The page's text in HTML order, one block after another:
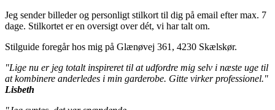
Jeg sender billeder og personligt stilkort til dig på email efter max. 7
dage. Stilkortet er en oversigt over dét, vi har talt om.
Stilguide foregår hos mig på Glænøvej 361, 4230 Skælskør.
"Lige nu er jeg totalt inspireret til at udfordre mig selv i næste uge til
at kombinere anderledes i min garderobe. Gitte virker professionel."
Lisbeth